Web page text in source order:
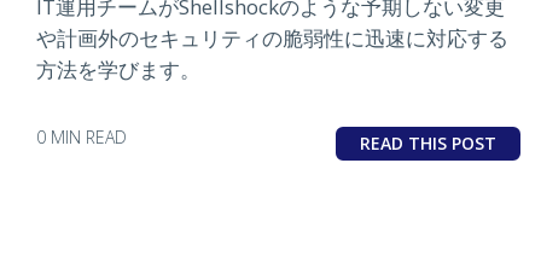
IT運用チームがShellshockのような予期しない変更
や計画外のセキュリティの脆弱性に迅速に対応する
方法を学びます。
0 MIN READ READ THIS POST